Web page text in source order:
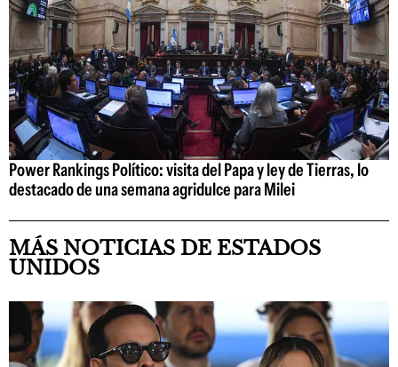
Power Rankings Político: visita del Papa y ley de Tierras, lo
destacado de una semana agridulce para Milei
MÁS NOTICIAS DE ESTADOS
UNIDOS